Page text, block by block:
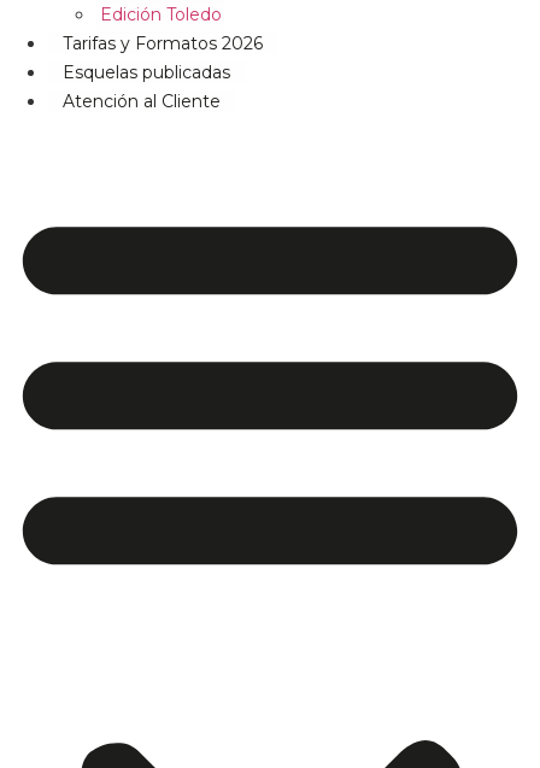
Edición Toledo
Tarifas y Formatos 2026
Esquelas publicadas
Atención al Cliente